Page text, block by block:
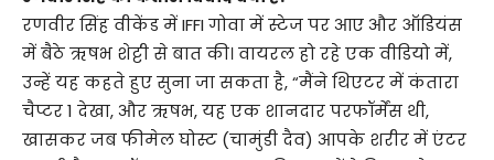
रणवीर सिंह वीकेंड में IFFI गोवा में स्टेज पर आए और ऑडियंस
में बैठे ऋषभ शेट्टी से बात की। वायरल हो रहे एक वीडियो में,
उन्हें यह कहते हुए सुना जा सकता है, “मैंने थिएटर में कंतारा
चैप्टर 1 देखा, और ऋषभ, यह एक शानदार परफॉर्मेंस थी,
खासकर जब फीमेल घोस्ट (चामुंडी दैव) आपके शरीर में एंटर